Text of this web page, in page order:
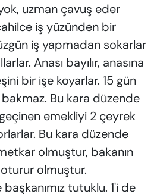
uzman çavuş eder
iş yüzünden bir
iş yapmadan sokarlar
Anası bayılır, anasına
bir işe koyarlar. 15 gün
Bu kara düzende
emekliyi 2 çeyrek
Bu kara düzende
olmuştur, bakanın
olmuştur.
tutuklu. 1'i de